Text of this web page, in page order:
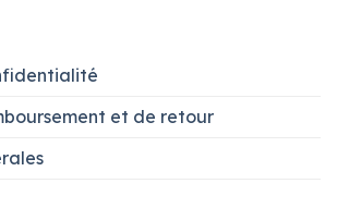
et de retour